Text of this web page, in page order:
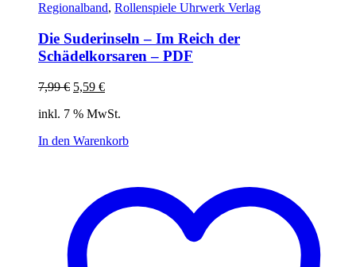
Regionalband, Rollenspiele Uhrwerk Verlag
Die Suderinseln – Im Reich der
Schädelkorsaren – PDF
7,99€ Ursprünglicher
war:
5,59 €Aktueller
ist:
inkl. 7 % MwSt.
In den Warenkorb